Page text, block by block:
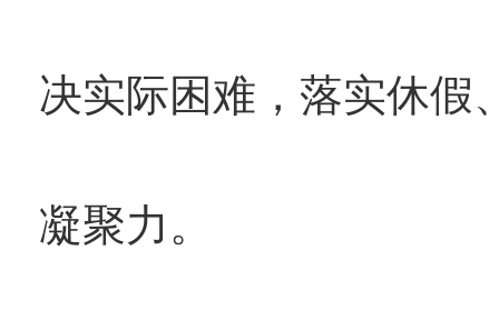
决实际困难，落实休假
凝聚力。